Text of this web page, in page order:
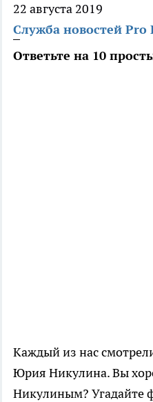
22 августа 2019
Служба новостей Pro
Ответьте на 10
Каждый из нас
Юрия Никулина. Вы
Никулиным? Угадайте